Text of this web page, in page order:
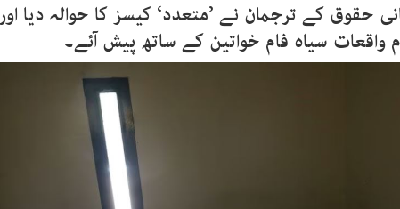
حقوق کے ترجمان نے ’متعدد‘ کیسز کا حوالہ دیا اور
واقعات سیاہ فام خواتین کے ساتھ پیش آئے۔